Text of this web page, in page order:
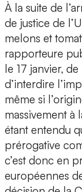
À la suite de
de justice de
melons et
rapporteure
le 17 janvier,
d’interdire
même si
massivement
étant entendu
prérogative
c’est donc en
européennes